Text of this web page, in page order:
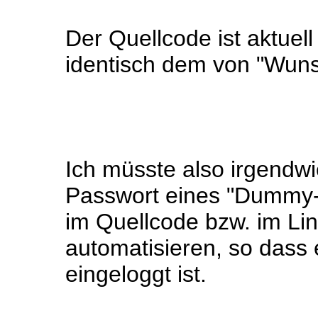
Der Quellcode ist
identisch dem von
Ich müsste also
Passwort eines
im Quellcode bzw. im
automatisieren, so
eingeloggt ist.